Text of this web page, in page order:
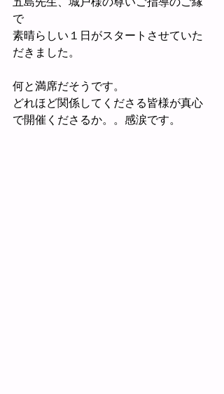
で
素晴らしい１日がスタートさせていた
だきました。
何と満席だそうです。
どれほど関係してくださる皆様が真心
で開催くださるか。。感涙です。